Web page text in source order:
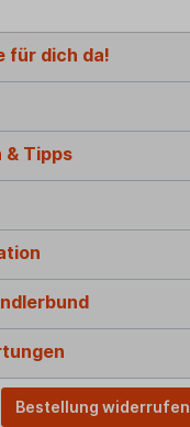
für dich da!
& Tipps
Bestellung widerrufen